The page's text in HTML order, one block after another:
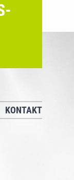
KONTAKT